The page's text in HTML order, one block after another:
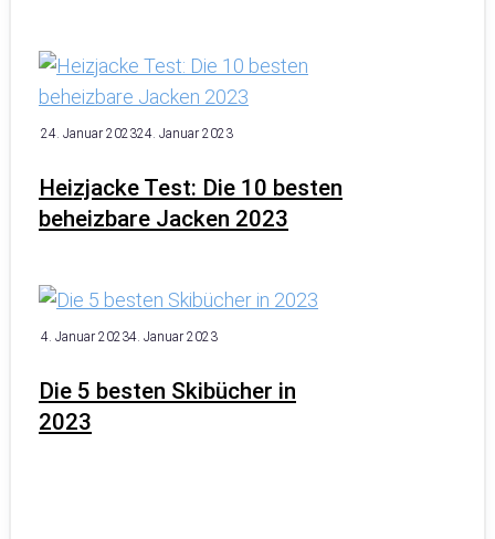
Heizjacke Test: Die 10 besten
beheizbare Jacken 2023
24. Januar 202324. Januar 2023
Die 5 besten Skibücher in
2023
4. Januar 20234. Januar 2023